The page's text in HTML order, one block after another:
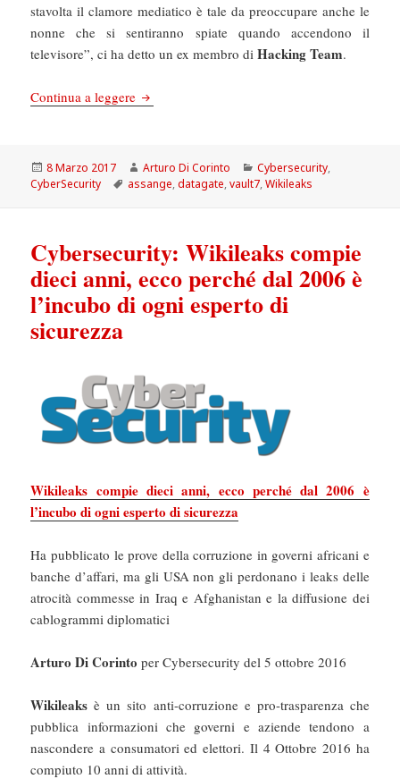
stavolta il clamore mediatico è tale da preoccupare anche le
nonne che si sentiranno spiate quando accendono il
televisore”, ci ha detto un ex membro diHacking Team.
Continua a leggere Cybersecurity: Peggio del Datagate: i segreti
Scritto
il
8 Marzo 2017 Autore
Arturo Di Corinto Categorie
Cybersecurity,
CyberSecurity
Tag
assange,datagate,vault7,Wikileaks
Cybersecurity: Wikileaks compie
dieci anni, ecco perché dal 2006 è
l’incubo di ogni esperto di
sicurezza
Wikileaks compie dieci anni, ecco perché dal 2006 è
l’incubo di ogni esperto di sicurezza
Ha pubblicato le prove della corruzione in governi africani e
banche d’affari, ma gli USA non gli perdonano i leaks delle
atrocità commesse in Iraq e Afghanistan e la diffusione dei
cablogrammi diplomatici
Arturo Di Corinto per Cybersecurity del 5 ottobre 2016
Wikileaks è un sito anti-corruzione e pro-trasparenza che
pubblica informazioni che governi e aziende tendono a
nascondere a consumatori ed elettori. Il 4 Ottobre 2016 ha
compiuto 10 anni di attività.